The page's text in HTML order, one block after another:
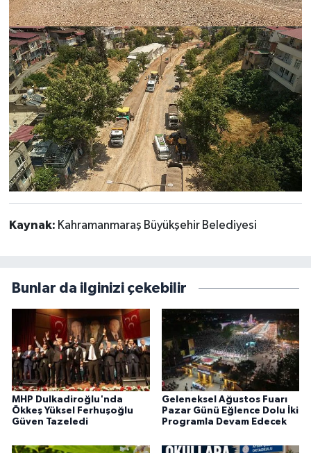
Kaynak: Kahramanmaraş Büyükşehir Belediyesi
Bunlar da ilginizi çekebilir
MHP Dulkadiroğlu'nda
Ökkeş Yüksel Ferhuşoğlu
Güven Tazeledi
Geleneksel Ağustos Fuarı
Pazar Günü Eğlence Dolu İki
Programla Devam Edecek